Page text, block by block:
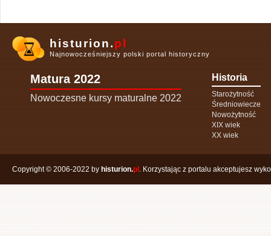
histurion.pl
Najnowocześniejszy polski portal historyczny
Matura 2022
Nowoczesne kursy maturalne 2022
Historia
Starożytność
Średniowiecze
Nowożytność
XIX wiek
XX wiek
Copyright © 2006-2022 by histurion.pl . Korzystając z portalu akceptujesz